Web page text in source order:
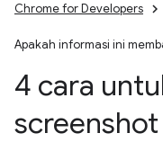
Chrome for Developers
Apakah informasi ini
4 cara